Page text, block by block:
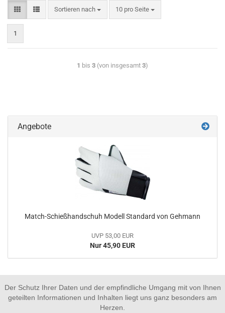
Sortieren nach 10 pro Seite
1
1 bis 3 (von insgesamt 3)
Angebote
Match-Schießhandschuh Modell Standard von Gehmann
UVP 53,00 EUR
Nur 45,90 EUR
Der Schutz Ihrer Daten und der empfindliche Umgang mit von Ihnen
geteilten Informationen und Inhalten liegt uns ganz besonders am
Herzen.